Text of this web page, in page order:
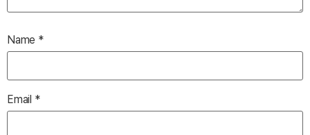
Name *
Email *